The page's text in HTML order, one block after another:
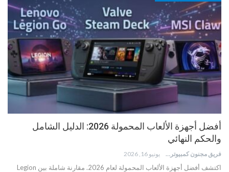
أفضل أجهزة الألعاب المحمولة 2026: الدليل الشامل
والحكم النهائي
فريق مجنون كمبيوتر يونيو 16, 2026
اكتشف أفضل أجهزة الألعاب المحمولة لعام 2026. مقارنة شاملة بين Legion